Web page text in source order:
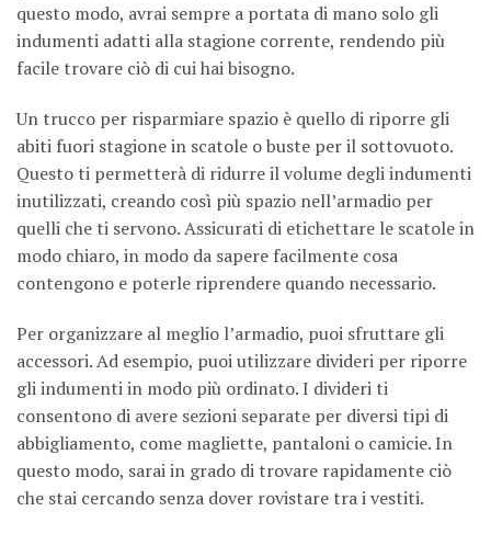
questo modo, avrai sempre a portata di mano solo gli
indumenti adatti alla stagione corrente, rendendo più
facile trovare ciò di cui hai bisogno.
Un trucco per risparmiare spazio è quello di riporre gli
abiti fuori stagione in scatole o buste per il sottovuoto.
Questo ti permetterà di ridurre il volume degli indumenti
inutilizzati, creando così più spazio nell’armadio per
quelli che ti servono. Assicurati di etichettare le scatole in
modo chiaro, in modo da sapere facilmente cosa
contengono e poterle riprendere quando necessario.
Per organizzare al meglio l’armadio, puoi sfruttare gli
accessori. Ad esempio, puoi utilizzare divideri per riporre
gli indumenti in modo più ordinato. I divideri ti
consentono di avere sezioni separate per diversi tipi di
abbigliamento, come magliette, pantaloni o camicie. In
questo modo, sarai in grado di trovare rapidamente ciò
che stai cercando senza dover rovistare tra i vestiti.